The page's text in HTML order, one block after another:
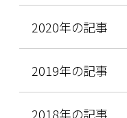
2020年の記事
2019年の記事
2018年の記事